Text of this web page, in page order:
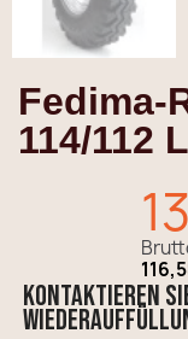
Fedima-
114/112
Kontaktieren